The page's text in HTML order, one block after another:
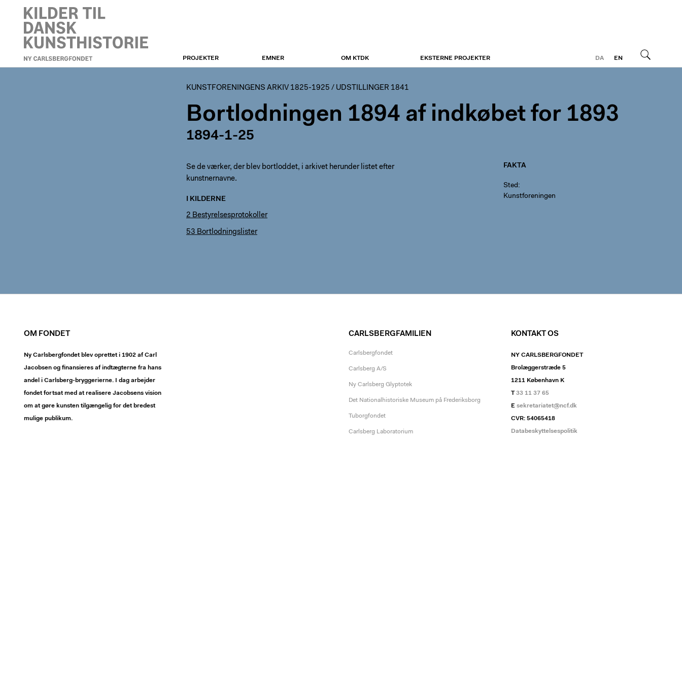
KUNSTFORENINGEN
DA
EN
PROJEKTER EMNER OM KTDK EKSTERNE PROJEKTER
KUNSTFORENINGENS ARKIV 1825-1925 / UDSTILLINGER 1841
Bortlodningen 1894 af indkøbet for 1893
1894-1-25
Se de værker, der blev bortloddet, i arkivet herunder listet efter
kunstnernavne.
I KILDERNE
2 Bestyrelsesprotokoller
53 Bortlodningslister
FAKTA
Sted
Kunstforeningen
OM FONDET
Ny Carlsbergfondet blev oprettet i 1902 af Carl
Jacobsen og finansieres af indtægterne fra hans
andel i Carlsberg-bryggerierne. I dag arbejder
fondet fortsat med at realisere Jacobsens vision
om at gøre kunsten tilgængelig for det bredest
mulige publikum.
CARLSBERGFAMILIEN
Carlsbergfondet
Carlsberg A/S
Ny Carlsberg Glyptotek
Det Nationalhistoriske Museum på Frederiksborg
Tuborgfondet
Carlsberg Laboratorium
KONTAKT OS
NY CARLSBERGFONDET
Brolæggerstræde 5
1211 København K
T33 11 37 65
E sekretariatet@ncf.dk
CVR: 54065418
Databeskyttelsespolitik